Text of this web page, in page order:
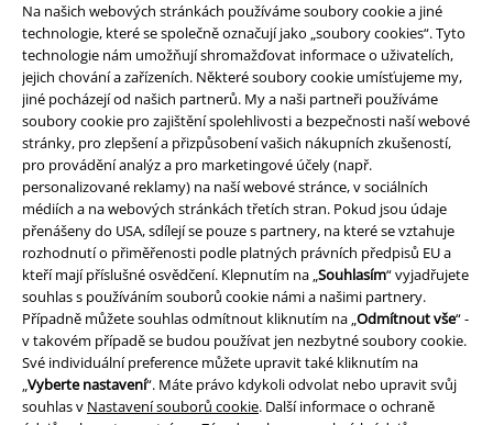
Na našich webových stránkách používáme soubory cookie a jiné
technologie, které se společně označují jako „soubory cookies“. Tyto
technologie nám umožňují shromažďovat informace o uživatelích,
jejich chování a zařízeních. Některé soubory cookie umísťujeme my,
jiné pocházejí od našich partnerů. My a naši partneři používáme
soubory cookie pro zajištění spolehlivosti a bezpečnosti naší webové
stránky, pro zlepšení a přizpůsobení vašich nákupních zkušeností,
pro provádění analýz a pro marketingové účely (např.
personalizované reklamy) na naší webové stránce, v sociálních
médiích a na webových stránkách třetích stran. Pokud jsou údaje
přenášeny do USA, sdílejí se pouze s partnery, na které se vztahuje
rozhodnutí o přiměřenosti podle platných právních předpisů EU a
kteří mají příslušné osvědčení. Klepnutím na „Souhlasím“ vyjadřujete
souhlas s používáním souborů cookie námi a našimi partnery.
Případně můžete souhlas odmítnout kliknutím na „Odmítnout vše“ -
v takovém případě se budou používat jen nezbytné soubory cookie.
Své individuální preference můžete upravit také kliknutím na
„Vyberte nastavení“. Máte právo kdykoli odvolat nebo upravit svůj
souhlas v Nastavení souborů cookie. Další informace o ochraně
Právní informace
Podmínky
Prohlášení
Ochrana osobních údajů
Likvidace odpadu a ochrana životního prostředí
Prohlášení o shodě